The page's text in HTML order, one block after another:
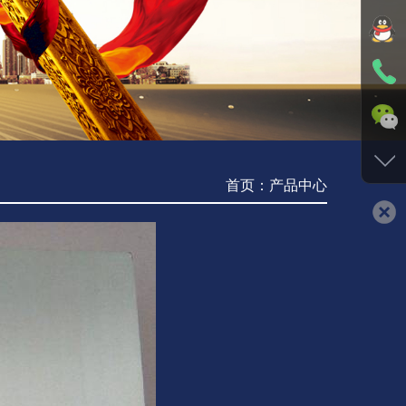
首页：产品中心